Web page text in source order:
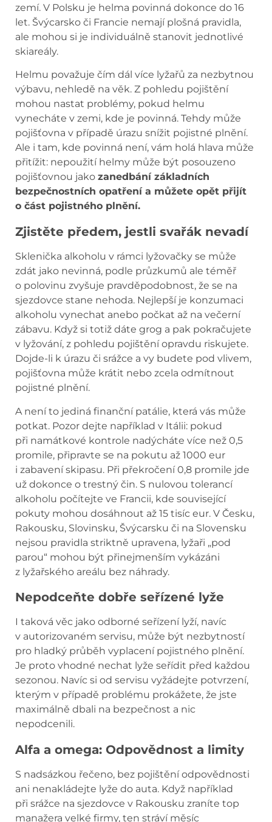
zemí. V Polsku je helma povinná dokonce do 16
let. Švýcarsko či Francie nemají plošná pravidla,
ale mohou si je individuálně stanovit jednotlivé
skiareály.
Helmu považuje čím dál více lyžařů za nezbytnou
výbavu, nehledě na věk. Z pohledu pojištění
mohou nastat problémy, pokud helmu
vynecháte v zemi, kde je povinná. Tehdy může
pojišťovna v případě úrazu snížit pojistné plnění.
Ale i tam, kde povinná není, vám holá hlava může
přitížit: nepoužití helmy může být posouzeno
pojišťovnou jako zanedbání základních
bezpečnostních opatření a můžete opět přijít
o část pojistného plnění.
Zjistěte předem, jestli svařák nevadí
Sklenička alkoholu v rámci lyžovačky se může
zdát jako nevinná, podle průzkumů ale téměř
o polovinu zvyšuje pravděpodobnost, že se na
sjezdovce stane nehoda. Nejlepší je konzumaci
alkoholu vynechat anebo počkat až na večerní
zábavu. Když si totiž dáte grog a pak pokračujete
v lyžování, z pohledu pojištění opravdu riskujete.
Dojde-li k úrazu či srážce a vy budete pod vlivem,
pojišťovna může krátit nebo zcela odmítnout
pojistné plnění.
A není to jediná finanční patálie, která vás může
potkat. Pozor dejte například v Itálii: pokud
při namátkové kontrole nadýcháte více než 0,5
promile, připravte se na pokutu až 1000 eur
i zabavení skipasu. Při překročení 0,8 promile jde
už dokonce o trestný čin. S nulovou tolerancí
alkoholu počítejte ve Francii, kde související
pokuty mohou dosáhnout až 15 tisíc eur. V Česku,
Rakousku, Slovinsku, Švýcarsku či na Slovensku
nejsou pravidla striktně upravena, lyžaři „pod
parou“ mohou být přinejmenším vykázáni
z lyžařského areálu bez náhrady.
Nepodceňte dobře seřízené lyže
I taková věc jako odborné seřízení lyží, navíc
v autorizovaném servisu, může být nezbytností
pro hladký průběh vyplacení pojistného plnění.
Je proto vhodné nechat lyže seřídit před každou
sezonou. Navíc si od servisu vyžádejte potvrzení,
kterým v případě problému prokážete, že jste
maximálně dbali na bezpečnost a nic
nepodcenili.
Alfa a omega: Odpovědnost a limity
S nadsázkou řečeno, bez pojištění odpovědnosti
ani nenakládejte lyže do auta. Když například
při srážce na sjezdovce v Rakousku zraníte top
manažera velké firmy, ten stráví měsíc